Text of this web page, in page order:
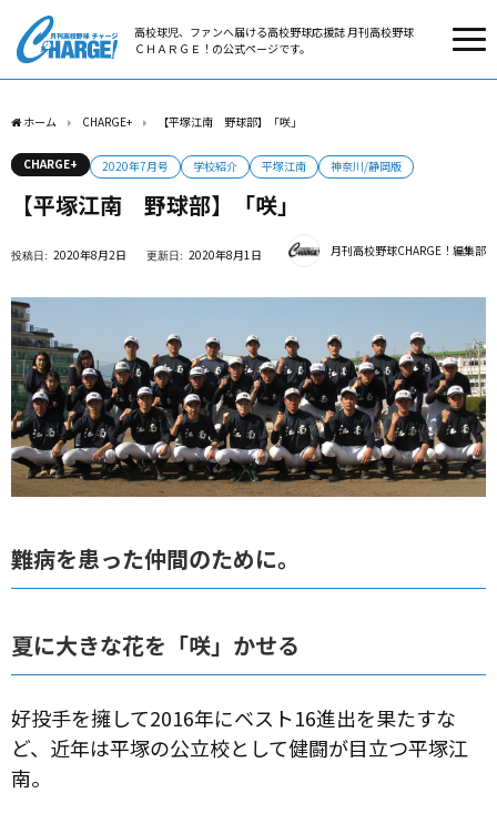
高校球児、ファンへ届ける高校野球応援誌 月刊高校野球
ＣＨＡＲＧＥ！の公式ページです。
ホーム CHARGE+ 【平塚江南 野球部】「咲」
CHARGE+ 2020年7月号 学校紹介 平塚江南 神奈川/静岡版
【平塚江南 野球部】「咲」
2020年8月2日 2020年8月1日 月刊高校野球CHARGE！編集部
難病を患った仲間のために。
夏に大きな花を「咲」かせる
好投手を擁して2016年にベスト16進出を果たすな
ど、近年は平塚の公立校として健闘が目立つ平塚江
南。